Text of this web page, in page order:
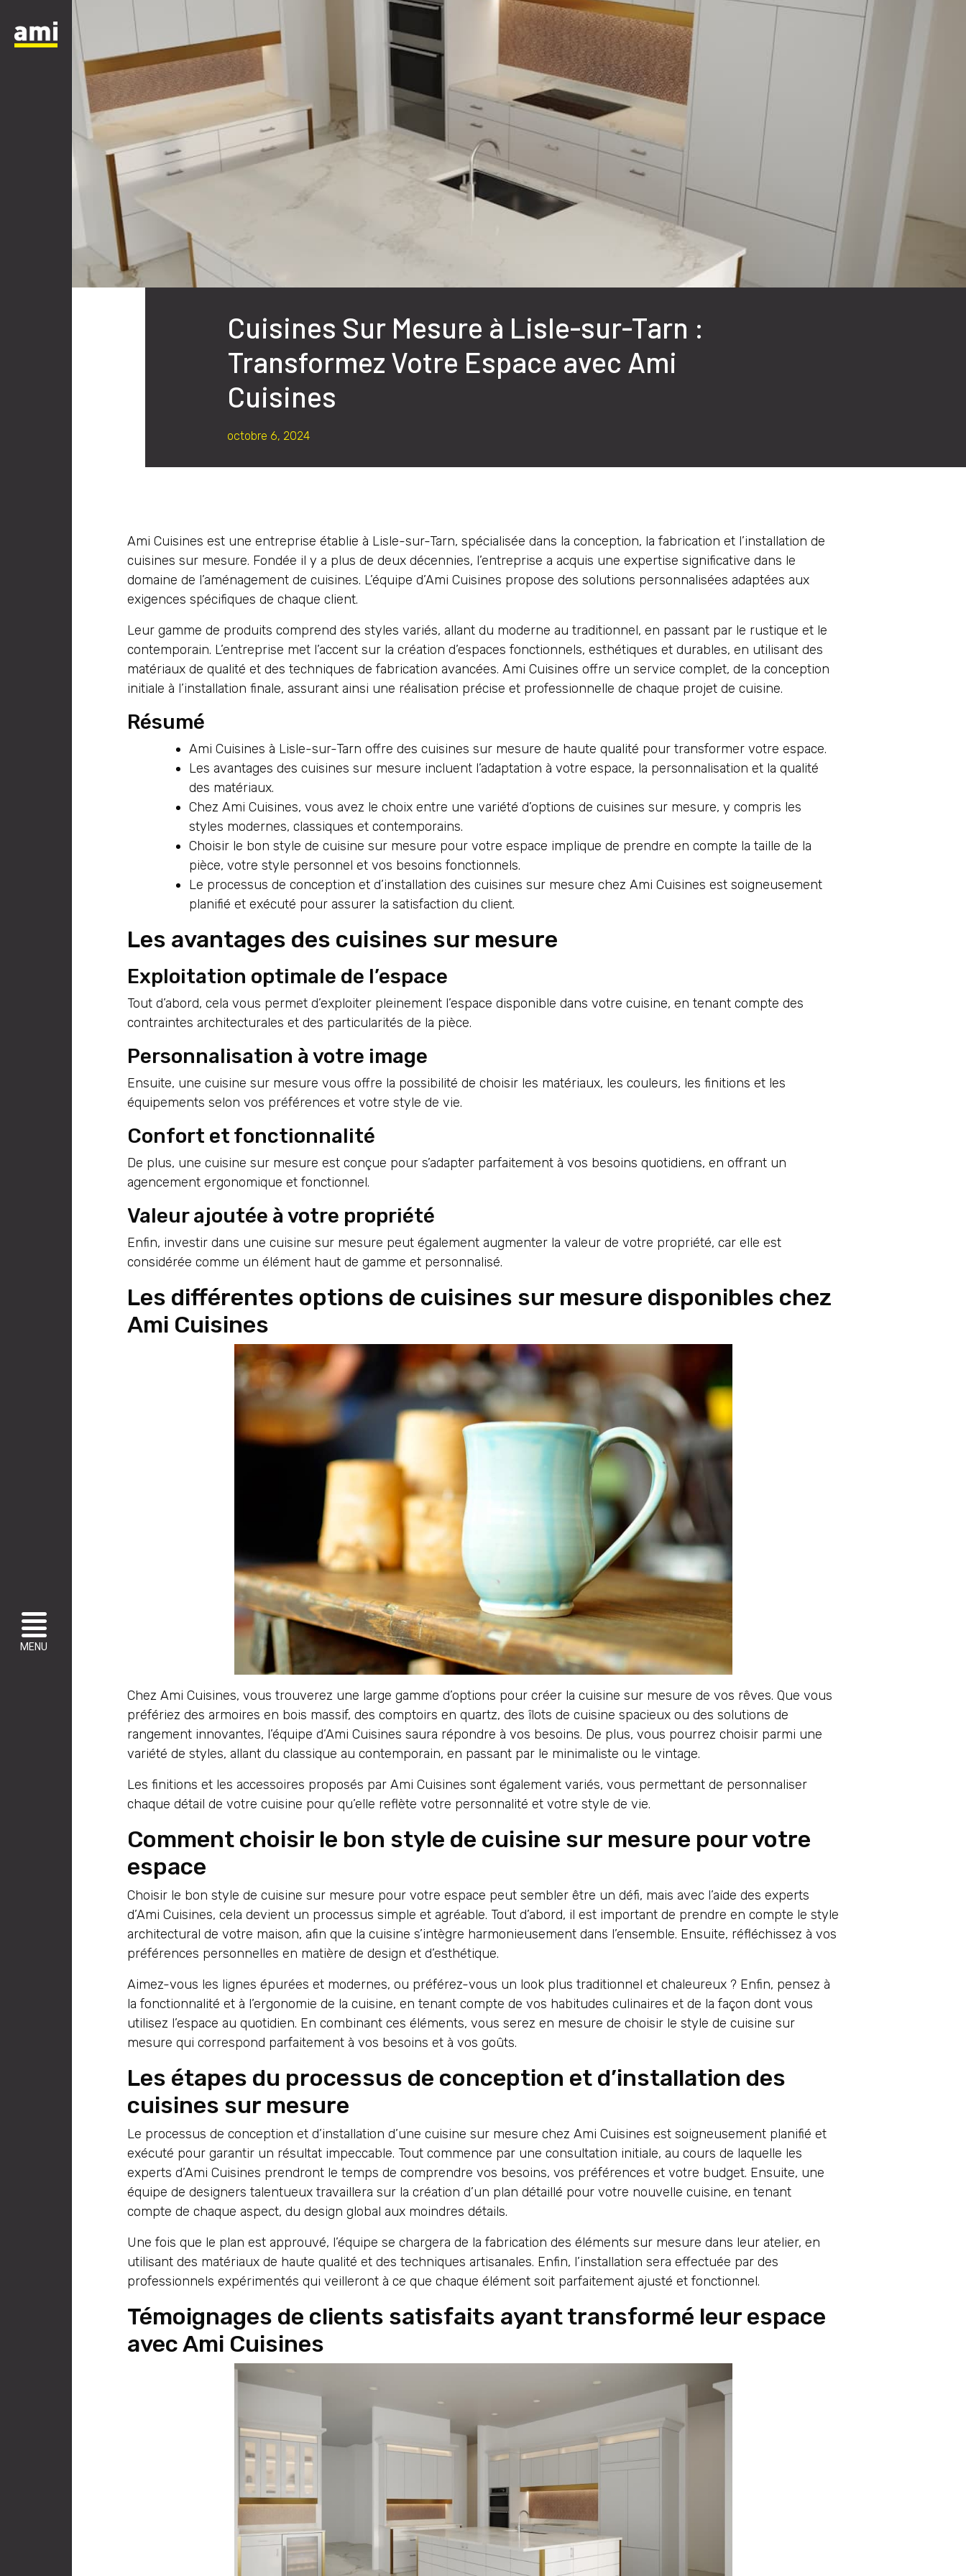
MENU
Cuisines Sur Mesure à Lisle-sur-Tarn :
Transformez Votre Espace avec Ami
Cuisines
octobre 6, 2024
Ami Cuisines est une entreprise établie à Lisle-sur-Tarn, spécialisée dans la conception, la fabrication et l’installation de
cuisines sur mesure. Fondée il y a plus de deux décennies, l’entreprise a acquis une expertise significative dans le
domaine de l’aménagement de cuisines. L’équipe d’Ami Cuisines propose des solutions personnalisées adaptées aux
exigences spécifiques de chaque client.
Leur gamme de produits comprend des styles variés, allant du moderne au traditionnel, en passant par le rustique et le
contemporain. L’entreprise met l’accent sur la création d’espaces fonctionnels, esthétiques et durables, en utilisant des
matériaux de qualité et des techniques de fabrication avancées. Ami Cuisines offre un service complet, de la conception
initiale à l’installation finale, assurant ainsi une réalisation précise et professionnelle de chaque projet de cuisine.
Résumé
Ami Cuisines à Lisle-sur-Tarn offre des cuisines sur mesure de haute qualité pour transformer votre espace.
Les avantages des cuisines sur mesure incluent l’adaptation à votre espace, la personnalisation et la qualité
des matériaux.
Chez Ami Cuisines, vous avez le choix entre une variété d’options de cuisines sur mesure, y compris les
styles modernes, classiques et contemporains.
Choisir le bon style de cuisine sur mesure pour votre espace implique de prendre en compte la taille de la
pièce, votre style personnel et vos besoins fonctionnels.
Le processus de conception et d’installation des cuisines sur mesure chez Ami Cuisines est soigneusement
planifié et exécuté pour assurer la satisfaction du client.
Les avantages des cuisines sur mesure
Exploitation optimale de l’espace
Tout d’abord, cela vous permet d’exploiter pleinement l’espace disponible dans votre cuisine, en tenant compte des
contraintes architecturales et des particularités de la pièce.
Personnalisation à votre image
Ensuite, une cuisine sur mesure vous offre la possibilité de choisir les matériaux, les couleurs, les finitions et les
équipements selon vos préférences et votre style de vie.
Confort et fonctionnalité
De plus, une cuisine sur mesure est conçue pour s’adapter parfaitement à vos besoins quotidiens, en offrant un
agencement ergonomique et fonctionnel.
Valeur ajoutée à votre propriété
Enfin, investir dans une cuisine sur mesure peut également augmenter la valeur de votre propriété, car elle est
considérée comme un élément haut de gamme et personnalisé.
Les différentes options de cuisines sur mesure disponibles chez
Ami Cuisines
Chez Ami Cuisines, vous trouverez une large gamme d’options pour créer la cuisine sur mesure de vos rêves. Que vous
préfériez des armoires en bois massif, des comptoirs en quartz, des îlots de cuisine spacieux ou des solutions de
rangement innovantes, l’équipe d’Ami Cuisines saura répondre à vos besoins. De plus, vous pourrez choisir parmi une
variété de styles, allant du classique au contemporain, en passant par le minimaliste ou le vintage.
Les finitions et les accessoires proposés par Ami Cuisines sont également variés, vous permettant de personnaliser
chaque détail de votre cuisine pour qu’elle reflète votre personnalité et votre style de vie.
Comment choisir le bon style de cuisine sur mesure pour votre
espace
Choisir le bon style de cuisine sur mesure pour votre espace peut sembler être un défi, mais avec l’aide des experts
d’Ami Cuisines, cela devient un processus simple et agréable. Tout d’abord, il est important de prendre en compte le style
architectural de votre maison, afin que la cuisine s’intègre harmonieusement dans l’ensemble. Ensuite, réfléchissez à vos
préférences personnelles en matière de design et d’esthétique.
Aimez-vous les lignes épurées et modernes, ou préférez-vous un look plus traditionnel et chaleureux ? Enfin, pensez à
la fonctionnalité et à l’ergonomie de la cuisine, en tenant compte de vos habitudes culinaires et de la façon dont vous
utilisez l’espace au quotidien. En combinant ces éléments, vous serez en mesure de choisir le style de cuisine sur
mesure qui correspond parfaitement à vos besoins et à vos goûts.
Les étapes du processus de conception et d’installation des
cuisines sur mesure
Le processus de conception et d’installation d’une cuisine sur mesure chez Ami Cuisines est soigneusement planifié et
exécuté pour garantir un résultat impeccable. Tout commence par une consultation initiale, au cours de laquelle les
experts d’Ami Cuisines prendront le temps de comprendre vos besoins, vos préférences et votre budget. Ensuite, une
équipe de designers talentueux travaillera sur la création d’un plan détaillé pour votre nouvelle cuisine, en tenant
compte de chaque aspect, du design global aux moindres détails.
Une fois que le plan est approuvé, l’équipe se chargera de la fabrication des éléments sur mesure dans leur atelier, en
utilisant des matériaux de haute qualité et des techniques artisanales. Enfin, l’installation sera effectuée par des
professionnels expérimentés qui veilleront à ce que chaque élément soit parfaitement ajusté et fonctionnel.
Témoignages de clients satisfaits ayant transformé leur espace
avec Ami Cuisines